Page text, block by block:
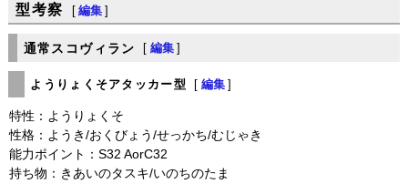
型考察 [ 編集 ]
通常スコヴィラン [ 編集 ]
ようりょくそアタッカー型 [ 編集 ]
特性：ようりょくそ
性格：ようき/おくびょう/せっかち/むじゃき
能力ポイント：S32 AorC32
持ち物：きあいのタスキ/いのちのたま